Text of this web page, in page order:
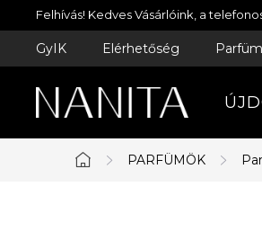
Ugrás
a
Felhívás! Kedves Vásárlóink, a
GyIK Elérhetőség
Kezdőlap
PARFÜMÖK